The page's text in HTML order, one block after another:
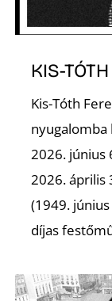
KIS-
Kis-Tóth
nyugalomba
2026. június
2026. április
(1949.
díjas